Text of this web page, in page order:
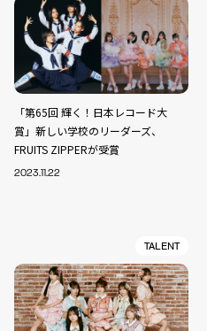
「第65回 輝く！日本レコード大
賞」新しい学校のリーダーズ、
FRUITS ZIPPERが受賞
2023.11.22
TALENT